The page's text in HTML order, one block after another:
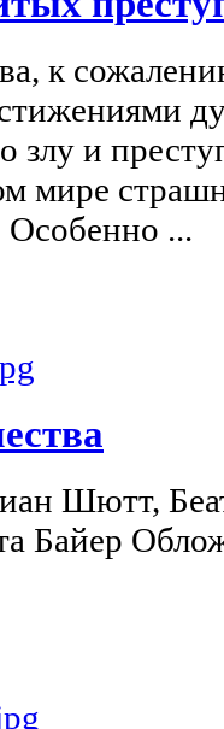
к
злу и
мире
Особенно ...
Шютт,
Байер